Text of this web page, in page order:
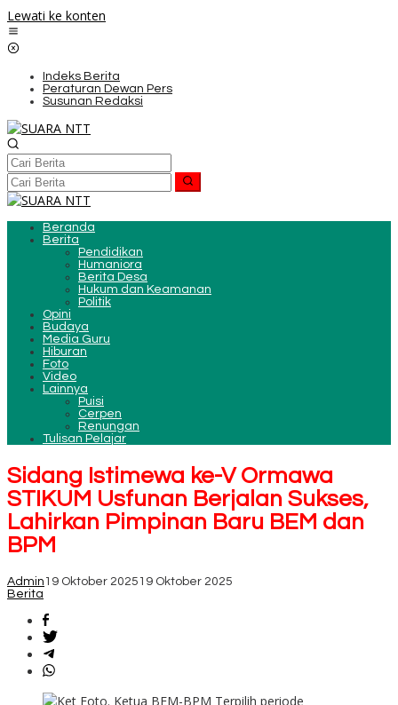
Lewati ke konten
Indeks Berita
Peraturan Dewan Pers
Susunan Redaksi
Beranda
Berita
Pendidikan
Humaniora
Berita Desa
Hukum dan Keamanan
Politik
Opini
Budaya
Media Guru
Hiburan
Foto
Video
Lainnya
Puisi
Cerpen
Renungan
Tulisan Pelajar
Sidang Istimewa ke-V Ormawa
STIKUM Usfunan Berjalan Sukses,
Lahirkan Pimpinan Baru BEM dan
BPM
Admin 19 Oktober 2025 19 Oktober 2025
Berita